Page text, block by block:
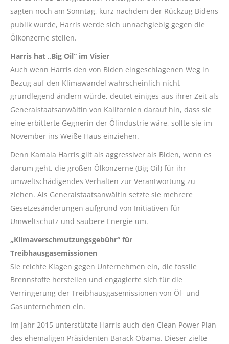
sagten noch am Sonntag, kurz nachdem der Rückzug Bidens
publik wurde, Harris werde sich unnachgiebig gegen die
Ölkonzerne stellen.
Harris hat „Big Oil“ im Visier
Auch wenn Harris den von Biden eingeschlagenen Weg in
Bezug auf den Klimawandel wahrscheinlich nicht
grundlegend ändern würde, deutet einiges aus ihrer Zeit als
Generalstaatsanwältin von Kalifornien darauf hin, dass sie
eine erbitterte Gegnerin der Ölindustrie wäre, sollte sie im
November ins Weiße Haus einziehen.
Denn Kamala Harris gilt als aggressiver als Biden, wenn es
darum geht, die großen Ölkonzerne (Big Oil) für ihr
umweltschädigendes Verhalten zur Verantwortung zu
ziehen. Als Generalstaatsanwältin setzte sie mehrere
Gesetzesänderungen aufgrund von Initiativen für
Umweltschutz und saubere Energie um.
„Klimaverschmutzungsgebühr“ für
Treibhausgasemissionen
Sie reichte Klagen gegen Unternehmen ein, die fossile
Brennstoffe herstellen und engagierte sich für die
Verringerung der Treibhausgasemissionen von Öl- und
Gasunternehmen ein.
Im Jahr 2015 unterstützte Harris auch den Clean Power Plan
des ehemaligen Präsidenten Barack Obama. Dieser zielte